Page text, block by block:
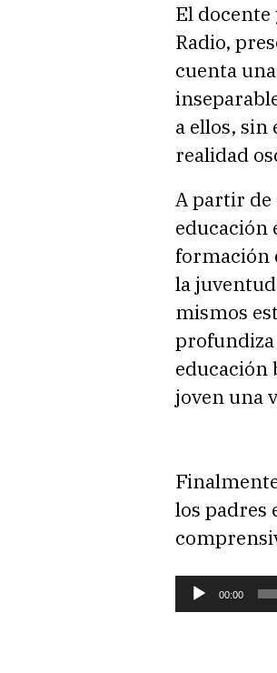
El
Radio,
cuenta
a ellos, sin
realidad
A partir de
educación
formación
la
mismos
educación
joven una
los padres
e
00:00